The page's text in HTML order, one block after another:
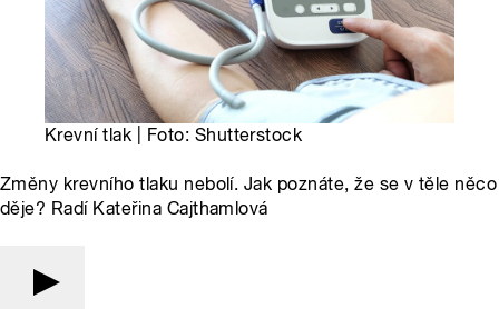
Krevní tlak | Foto: Shutterstock
Změny krevního tlaku nebolí. Jak poznáte, že se v těle něco
děje? Radí Kateřina Cajthamlová